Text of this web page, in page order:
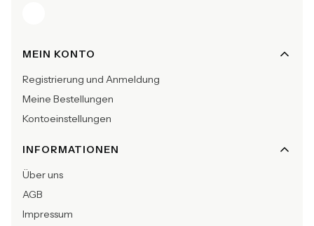
Fußzeilenmenü
MEIN KONTO
Registrierung und Anmeldung
Meine Bestellungen
Kontoeinstellungen
INFORMATIONEN
Über uns
AGB
Impressum